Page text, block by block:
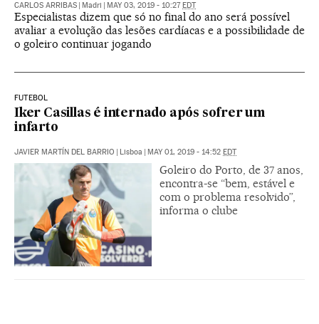
CARLOS ARRIBAS Madri MAY 03, 2019 - 10:27 EDT
Especialistas dizem que só no final do ano será possível
avaliar a evolução das lesões cardíacas e a possibilidade de
o goleiro continuar jogando
FUTEBOL
Iker Casillas é internado após sofrer um
infarto
JAVIER MARTÍN DEL BARRIO Lisboa MAY 01, 2019 - 14:52 EDT
Goleiro do Porto, de 37 anos,
encontra-se “bem, estável e
com o problema resolvido”,
informa o clube